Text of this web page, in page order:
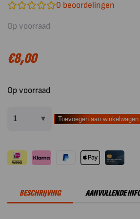
0 beoordelingen
Op voorraad
€8,00
Op voorraad
Yakiniku
Flavour
Accessoire
500
Toevoegen aan winkelwagen
BESCHRIJVING AANVULLENDE